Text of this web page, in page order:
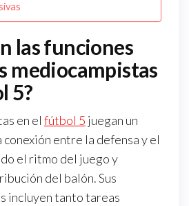
las funciones
mediocampistas
5?
en el fútbol 5 juegan un
conexión entre la defensa y el
el ritmo del juego y
del balón. Sus
incluyen tanto tareas